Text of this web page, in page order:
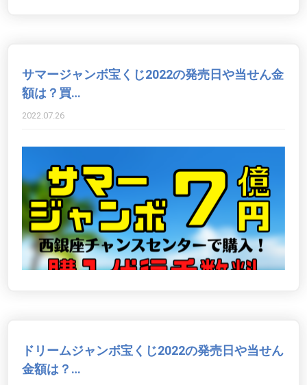
サマージャンボ宝くじ2022の発売日や当せん金
額は？買…
2022.07.26
ドリームジャンボ宝くじ2022の発売日や当せん
金額は？…